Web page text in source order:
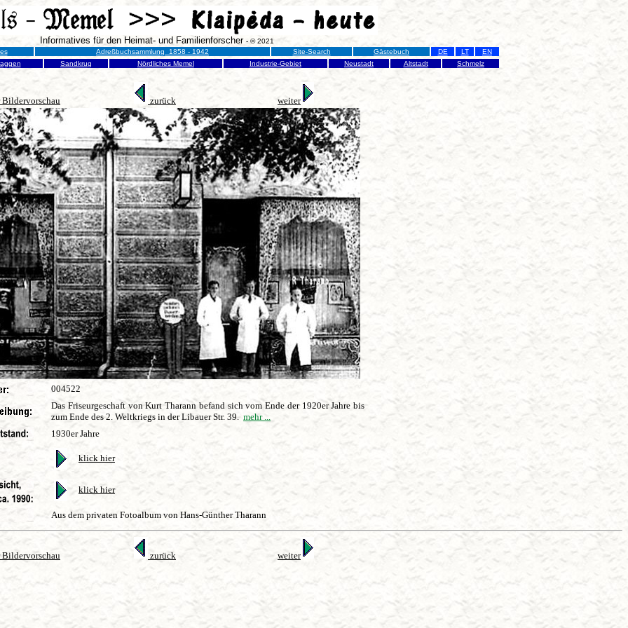
Informatives für den Heimat- und Familienforscher - © 2021
Adreßbuchsammlung 1858 - 1942 Site-Search Gästebuch DE LT
EN
Sandkrug Nördliches Memel Industrie-Gebiet Neustadt Altstadt Schmelz
zurück weiter
004522
Das Friseurgeschaft von Kurt Tharann befand sich vom Ende der 1920er Jahre bis
zum Ende des 2. Weltkriegs in der Libauer Str. 39. mehr ...
1930er Jahre
klick hier
klick hier
Aus dem privaten Fotoalbum von Hans-Günther Tharann
zurück weiter